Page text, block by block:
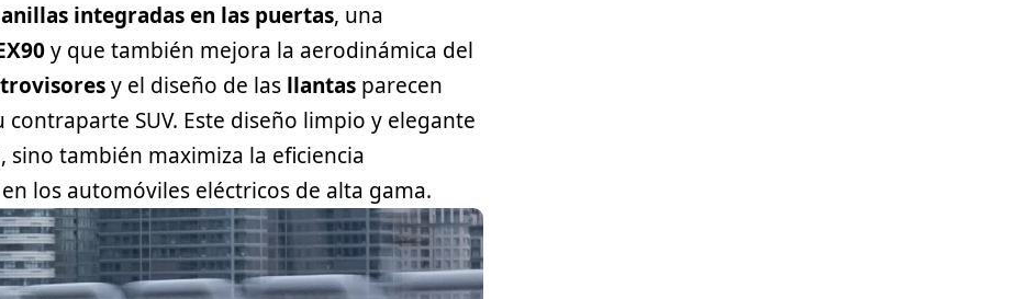
integradas en las puertas, una
y que también mejora la aerodinámica del
y el diseño de las llantas parecen
contraparte SUV. Este diseño limpio y elegante
sino también maximiza la eficiencia
los automóviles eléctricos de alta gama.